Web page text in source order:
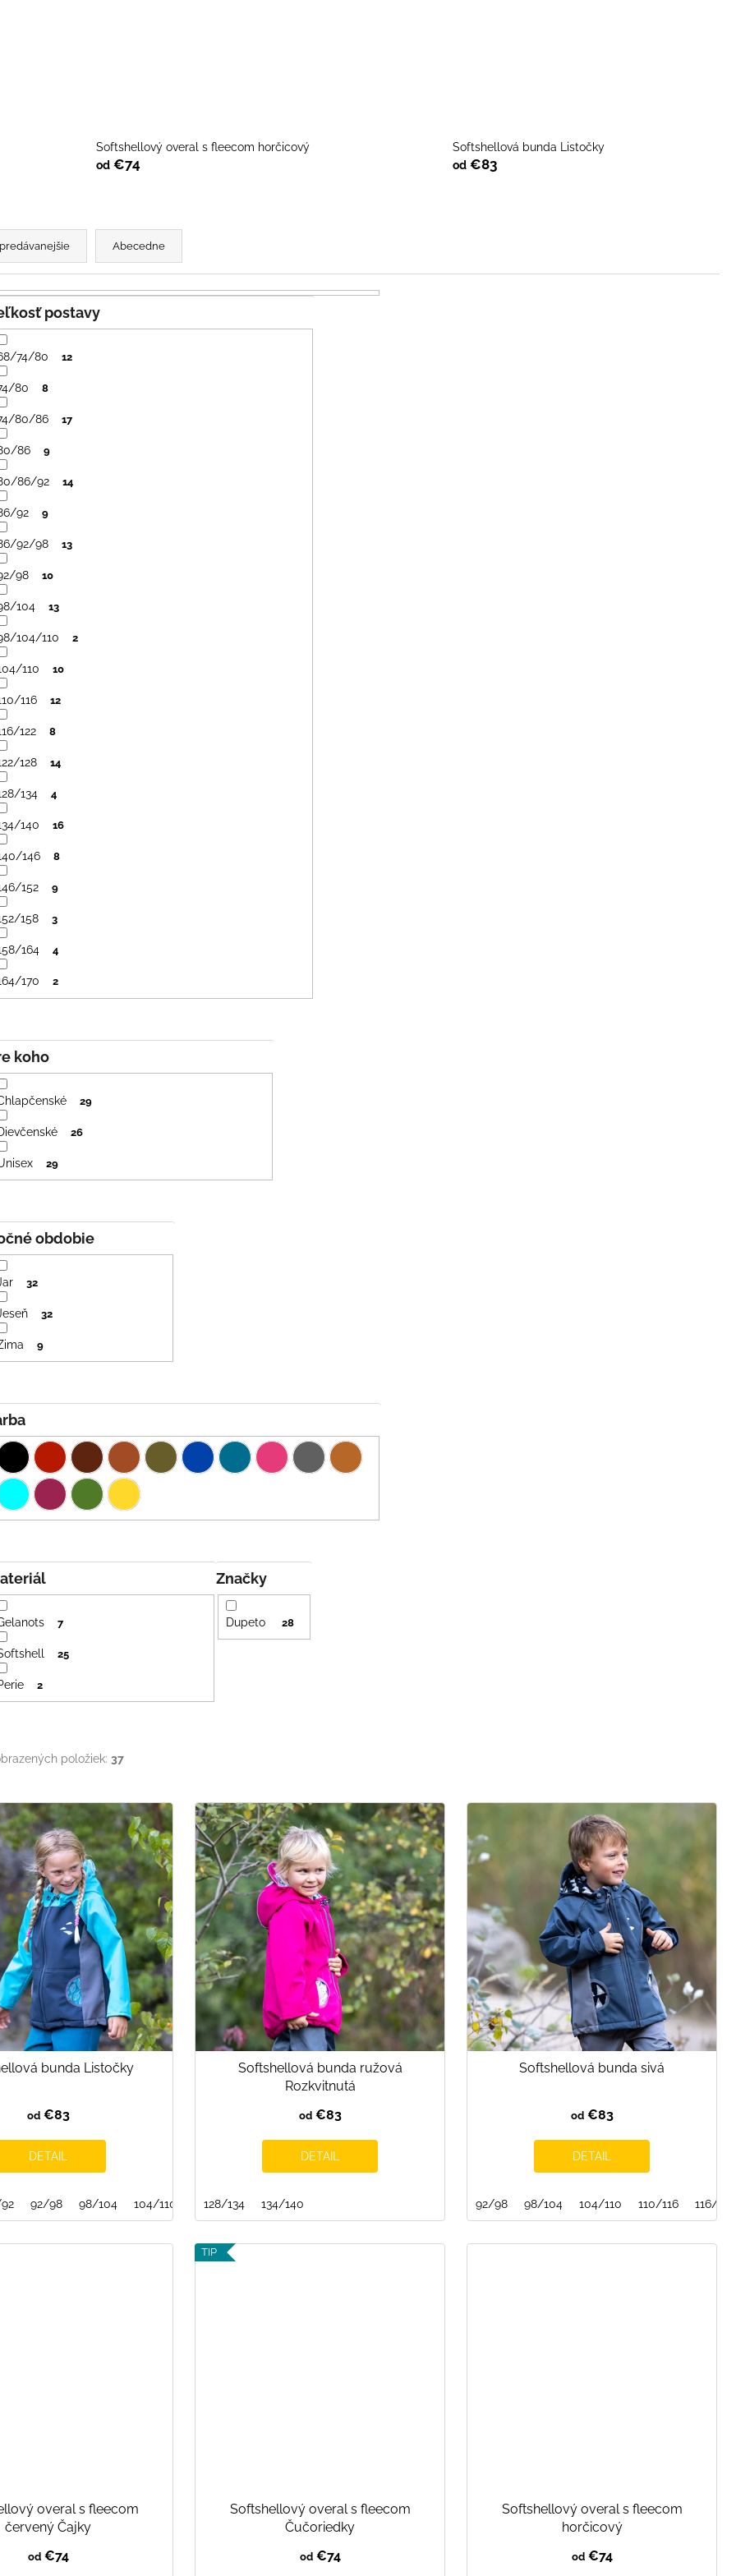
Softshellový overal s fleecom horčicový
od€74
Softshellová bunda Listočky
od €83
Abecedne
Značky
Dupeto 28
Materiál
7
25
2
koho
29
26
29
obdobie
32
32
9
postavy
74/80 12
80 8
80/86 17
86 9
86/92 14
92 9
92/98 13
98 10
104 13
104/110 2
110 10
116 12
122 8
128 14
134 4
140 16
146 8
152 9
158 3
164 4
170 2
položiek: 37
116/122 140/146 146/152 152/158
bunda Listočky
od€83
DETAIL
92/98 98/104 104/110 110/116 116/122
Softshellová bunda ružová
Rozkvitnutá
od€83
DETAIL
128/134 134/140
Softshellová bunda sivá
od€83
DETAIL
92/98 98/104 104/110 110/116 116/122
overal s fleecom
červený Čajky
od€74
TIP
Softshellový overal s fleecom
Čučoriedky
od€74
Softshellový overal s fleecom
horčicový
od€74